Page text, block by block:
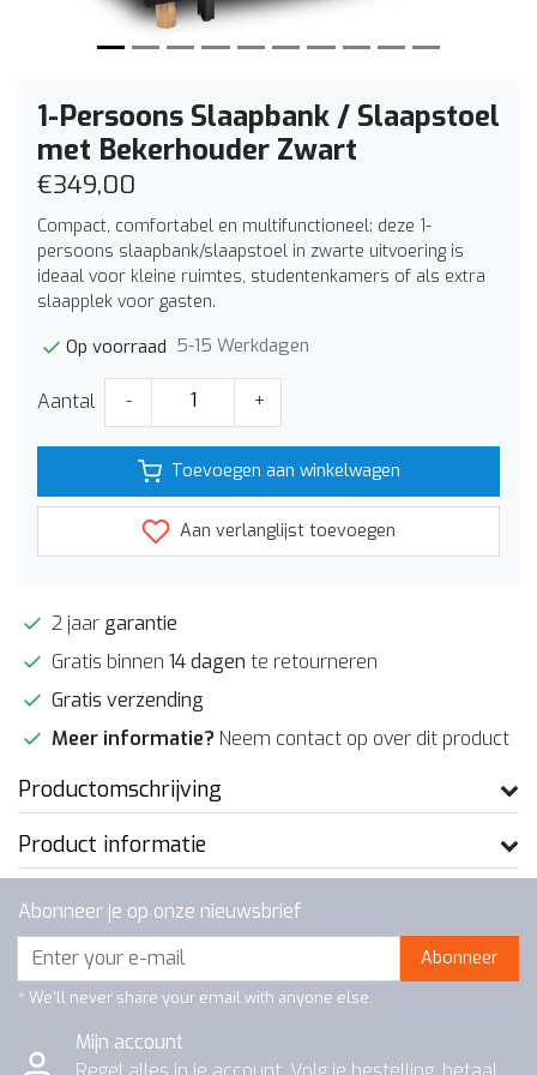
1-Persoons Slaapbank / Slaapstoel
met Bekerhouder Zwart
€349,00
Compact, comfortabel en multifunctioneel: deze 1-
persoons slaapbank/slaapstoel in zwarte uitvoering is
ideaal voor kleine ruimtes, studentenkamers of als extra
slaapplek voor gasten.
Op voorraad 5-15 Werkdagen
Aantal - +
Toevoegen aan winkelwagen
Aan verlanglijst toevoegen
2 jaar garantie
Gratis binnen 14 dagen te retourneren
Gratis verzending
Meer informatie? Neem contact op over dit product
Productomschrijving
Product informatie
Abonneer je op onze nieuwsbrief
Abonneer
* We'll never share your email with anyone else.
Mijn account